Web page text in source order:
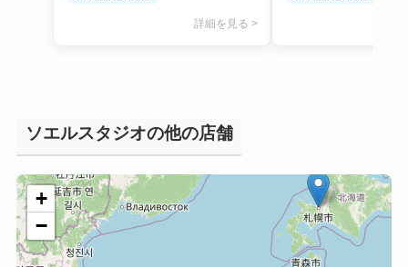
詳細を見る >
ソエルスタジオの他の店舗
+
−